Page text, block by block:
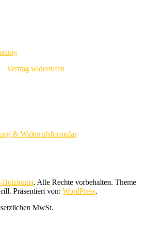
Vertrag widerrufen
& Widerrufsformular
. Alle Rechte vorbehalten. Theme
Präsentiert von: WordPress.
MwSt.